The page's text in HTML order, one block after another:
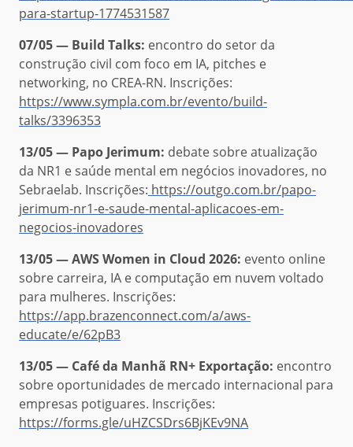
para-startup-1774531587
07/05 — Build Talks: encontro do setor da
construção civil com foco em IA, pitches e
networking, no CREA-RN. Inscrições:
https://www.sympla.com.br/evento/build-
talks/3396353
13/05 — Papo Jerimum: debate sobre atualização
da NR1 e saúde mental em negócios inovadores, no
Sebraelab. Inscrições: https://outgo.com.br/papo-
jerimum-nr1-e-saude-mental-aplicacoes-em-
negocios-inovadores
13/05 — AWS Women in Cloud 2026: evento online
sobre carreira, IA e computação em nuvem voltado
para mulheres. Inscrições:
https://app.brazenconnect.com/a/aws-
educate/e/62pB3
13/05 — Café da Manhã RN+ Exportação: encontro
sobre oportunidades de mercado internacional para
empresas potiguares. Inscrições:
https://forms.gle/uHZCSDrs6BjKEv9NA